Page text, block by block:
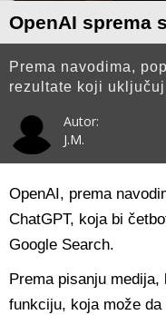
OpenAI sprema
Prema navodima,
rezultate koji
Autor:
J.M.
OpenAI, prema
ChatGPT, koja bi
Google Search.
Prema pisanju
funkciju, koja može